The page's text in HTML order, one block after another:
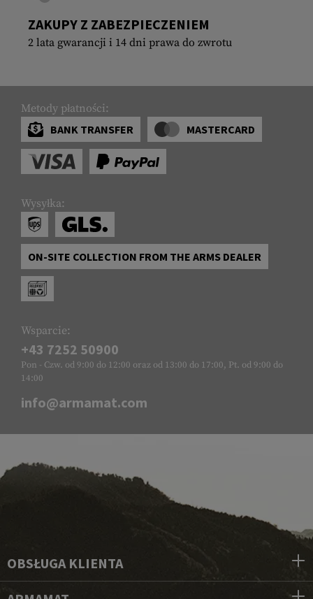
ZAKUPY Z ZABEZPIECZENIEM
2 lata gwarancji i 14 dni prawa do zwrotu
Metody płatności:
BANK TRANSFER
MASTERCARD
Wysyłka:
ON-SITE COLLECTION FROM THE ARMS DEALER
Wsparcie:
+43 7252 50900
Pon - Czw. od 9:00 do 12:00 oraz od 13:00 do 17:00, Pt. od 9:00 do
14:00
info@armamat.com
OBSŁUGA KLIENTA